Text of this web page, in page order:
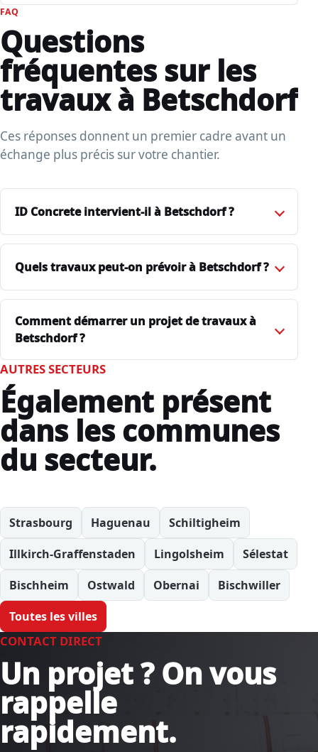
FAQ
Questions
fréquentes sur les
travaux à Betschdorf
Ces réponses donnent un premier cadre avant un
échange plus précis sur votre chantier.
ID Concrete intervient-il à Betschdorf ?
Quels travaux peut-on prévoir à Betschdorf ?
Comment démarrer un projet de travaux à
Betschdorf ?
AUTRES SECTEURS
Également présent
dans les communes
du secteur.
Strasbourg Haguenau
Schiltigheim
Illkirch-Graffenstaden
Lingolsheim
Sélestat
Bischheim
Ostwald Obernai
Bischwiller
Toutes les villes
CONTACT DIRECT
Un projet ? On vous
rappelle
rapidement.